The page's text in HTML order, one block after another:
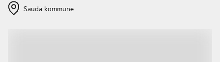
Sauda kommune